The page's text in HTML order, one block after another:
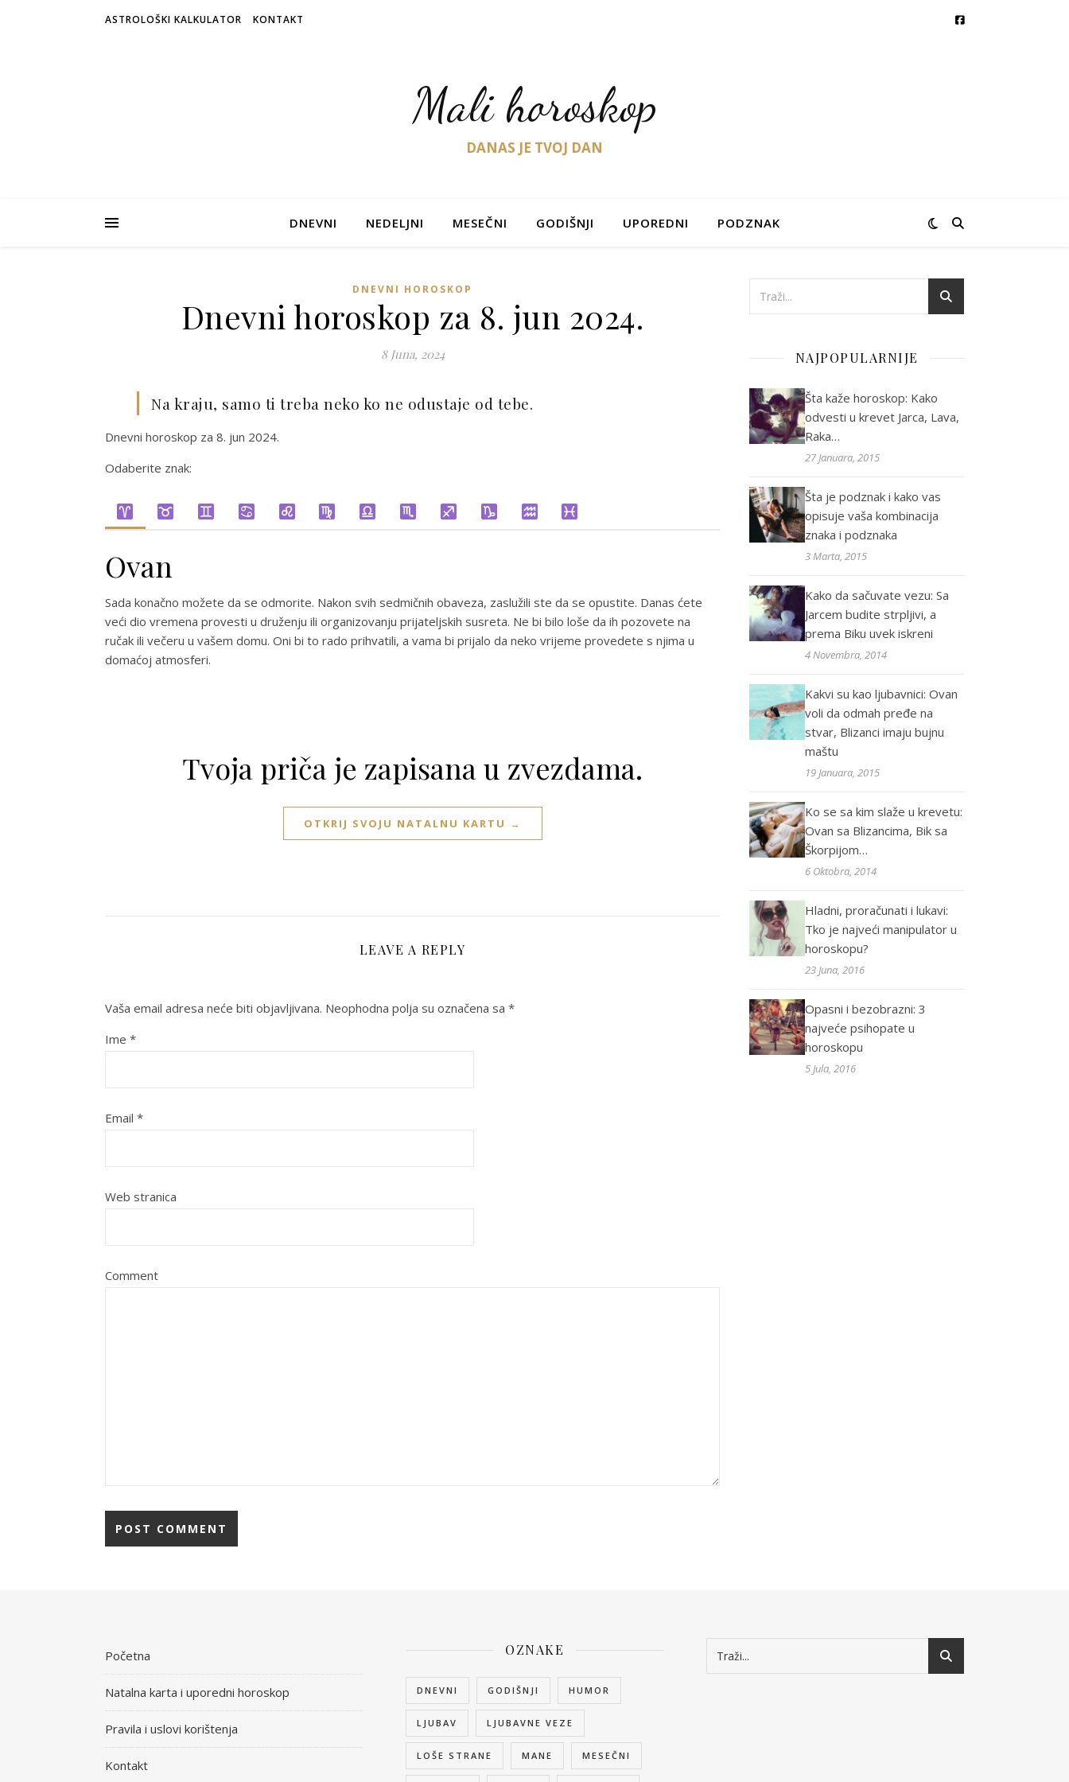
ASTROLOŠKI KALKULATOR KONTAKT
Mali horoskop
DANAS JE TVOJ DAN
DNEVNI NEDELJNI MESEČNI GODIŠNJI UPOREDNI PODZNAK
DNEVNI HOROSKOP
Dnevni horoskop za 8. jun 2024.
8 Juna, 2024
Na kraju, samo ti treba neko ko ne odustaje od tebe.
Dnevni horoskop za 8. jun 2024.
Odaberite znak:
Ovan
Sada konačno možete da se odmorite. Nakon svih sedmičnih obaveza, zaslužili ste da se opustite. Danas ćete
veći dio vremena provesti u druženju ili organizovanju prijateljskih susreta. Ne bi bilo loše da ih pozovete na
ručak ili večeru u vašem domu. Oni bi to rado prihvatili, a vama bi prijalo da neko vrijeme provedete s njima u
domaćoj atmosferi.
Tvoja priča je zapisana u zvezdama.
OTKRIJ SVOJU NATALNU KARTU →
LEAVE A REPLY
Vaša email adresa neće biti objavljivana. Neophodna polja su označena sa *
Ime *
Email *
Web stranica
Comment
NAJPOPULARNIJE
Šta kaže horoskop: Kako
odvesti u krevet Jarca, Lava,
Raka…
27 Januara, 2015
Šta je podznak i kako vas
opisuje vaša kombinacija
znaka i podznaka
3 Marta, 2015
Kako da sačuvate vezu: Sa
Jarcem budite strpljivi, a
prema Biku uvek iskreni
4 Novembra, 2014
Kakvi su kao ljubavnici: Ovan
voli da odmah pređe na
stvar, Blizanci imaju bujnu
maštu
19 Januara, 2015
Ko se sa kim slaže u krevetu:
Ovan sa Blizancima, Bik sa
Škorpijom…
6 Oktobra, 2014
Hladni, proračunati i lukavi:
Tko je najveći manipulator u
horoskopu?
23 Juna, 2016
Opasni i bezobrazni: 3
najveće psihopate u
horoskopu
5 Jula, 2016
Početna
Natalna karta i uporedni horoskop
Pravila i uslovi korištenja
Kontakt
OZNAKE
DNEVNI GODIŠNJI HUMOR
LJUBAV LJUBAVNE VEZE
LOŠE STRANE MANE MESEČNI